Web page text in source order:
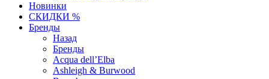
Новинки
СКИДКИ %
Бренды
Назад
Бренды
Acqua dell’Elba
Ashleigh & Burwood